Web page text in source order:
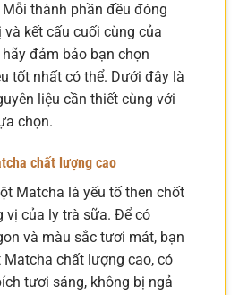
thành phần đều đóng
kết cấu cuối cùng của
đảm bảo bạn chọn
tốt nhất có thể. Dưới đây là
liệu cần thiết cùng với
chọn.
chất lượng cao
Matcha là yếu tố then chốt
vị của ly trà sữa. Để có
và màu sắc tươi mát, bạn
Matcha chất lượng cao, có
tươi sáng, không bị ngả